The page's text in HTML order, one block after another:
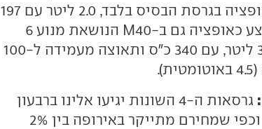
שישה הילוכים) כאופציה בגרסת הבסיס בלבד, 2.0 ליטר עם 197
כ"ס. מעתה היא תוצע כאופציה גם ב-M40 הנושאת מנוע 6
צילינדרים בנפח 3.0 ליטר, עם 340 כ"ס ותאוצה מעמידה ל-100
גרסאות ה-4 השונות יגיעו אלינו ברבעון
השלישי של השנה וכפי שמחירם מתייקר באירופה בין 2%